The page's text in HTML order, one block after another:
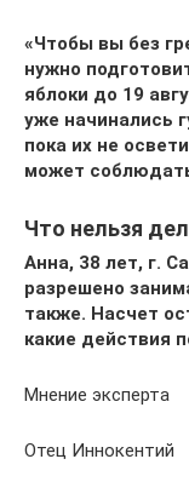
«Чтобы вы без
нужно
яблоки до 19
уже начинались
пока их не
может
Что нельзя
Анна, 38 лет, г.
разрешено
также. Насчет
какие действия
Мнение эксперта
Отец Иннокентий